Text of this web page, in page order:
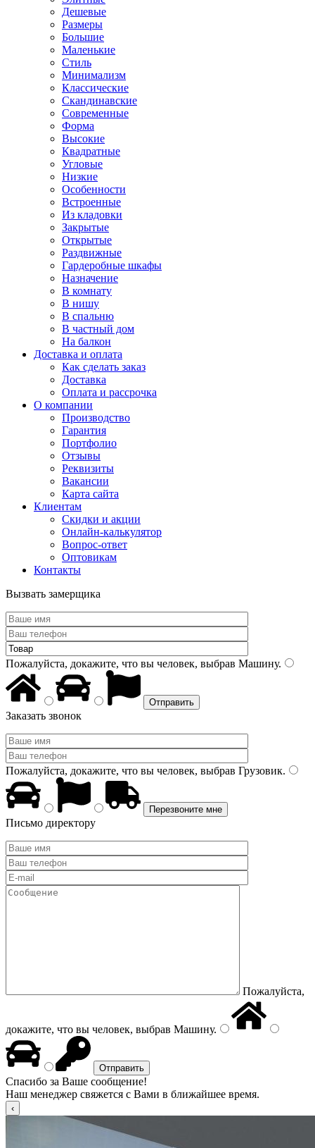
Дешевые
Размеры
Большие
Маленькие
Стиль
Минимализм
Классические
Скандинавские
Современные
Форма
Высокие
Квадратные
Угловые
Низкие
Особенности
Встроенные
Из кладовки
Закрытые
Открытые
Раздвижные
Гардеробные шкафы
Назначение
В комнату
В нишу
В спальню
В частный дом
На балкон
Доставка и оплата
Как сделать заказ
Доставка
Оплата и рассрочка
О компании
Производство
Гарантия
Портфолио
Отзывы
Реквизиты
Вакансии
Карта сайта
Клиентам
Скидки и акции
Онлайн-калькулятор
Вопрос-ответ
Оптовикам
Контакты
Вызвать замерщика
Пожалуйста, докажите, что вы человек, выбрав Машину.
Заказать звонок
Пожалуйста, докажите, что вы человек, выбрав Грузовик.
Письмо директору
Пожалуйста,
докажите, что вы человек, выбрав Машину.
Спасибо за Ваше сообщение!
Наш менеджер свяжется с Вами в ближайшее время.